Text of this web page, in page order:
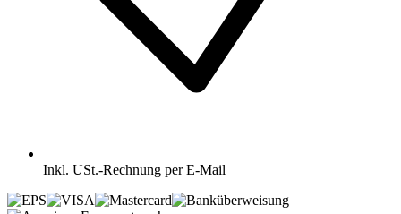
Inkl. USt.-Rechnung per E-Mail